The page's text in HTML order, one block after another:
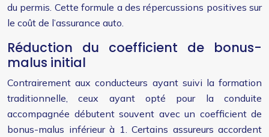
du permis. Cette formule a des répercussions positives sur
le coût de l’assurance auto.
Réduction du coefficient de bonus-
malus initial
Contrairement aux conducteurs ayant suivi la formation
traditionnelle, ceux ayant opté pour la conduite
accompagnée débutent souvent avec un coefficient de
bonus-malus inférieur à 1. Certains assureurs accordent